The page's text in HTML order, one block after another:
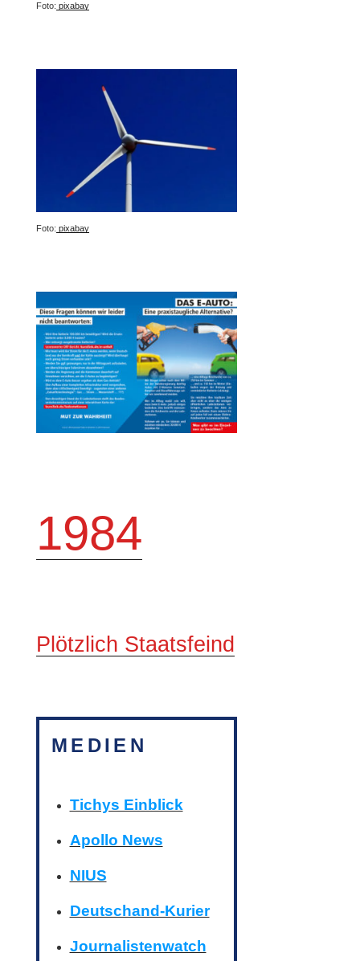
Foto: pixabay
Foto: pixabay
1984
Plötzlich Staatsfeind
MEDIEN
Tichys Einblick
Apollo News
NIUS
Deutschand-Kurier
Journalistenwatch